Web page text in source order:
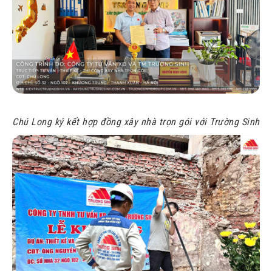
Chú Long ký kết hợp đồng xây nhà trọn gói với Trường Sinh